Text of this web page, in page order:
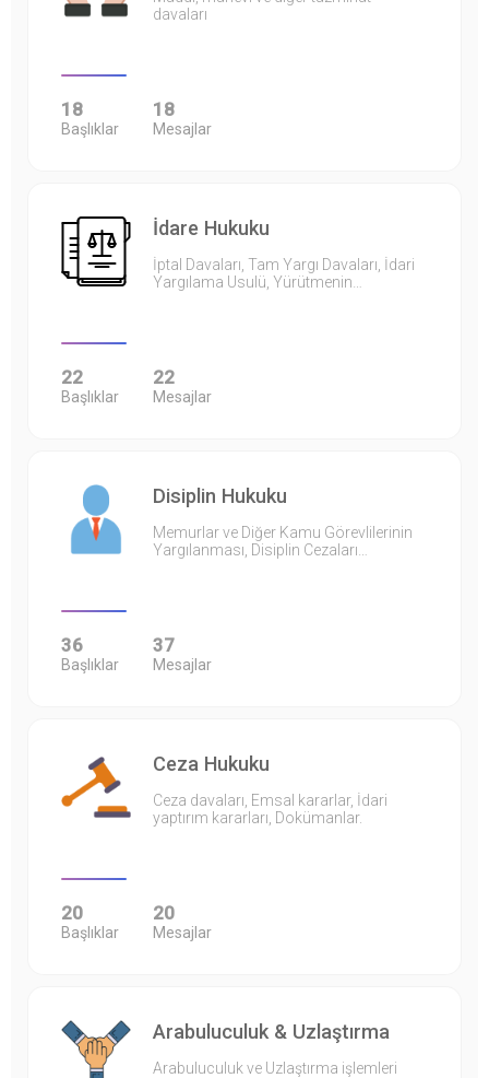
davaları
18
Başlıklar
18
Mesajlar
İdare Hukuku
İptal Davaları, Tam Yargı Davaları, İdari
Yargılama Usulü, Yürütmenin…
22
Başlıklar
22
Mesajlar
Disiplin Hukuku
Memurlar ve Diğer Kamu Görevlilerinin
Yargılanması, Disiplin Cezaları…
36
Başlıklar
37
Mesajlar
Ceza Hukuku
Ceza davaları, Emsal kararlar, İdari
yaptırım kararları, Dokümanlar.
20
Başlıklar
20
Mesajlar
Arabuluculuk & Uzlaştırma
Arabuluculuk ve Uzlaştırma işlemleri